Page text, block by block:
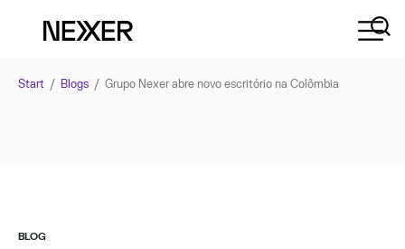
Start / Blogs / Grupo Nexer abre novo escritório na Colômbia
BLOG